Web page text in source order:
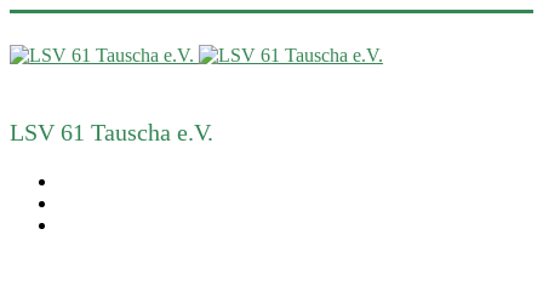
LSV 61 Tauscha e.V.